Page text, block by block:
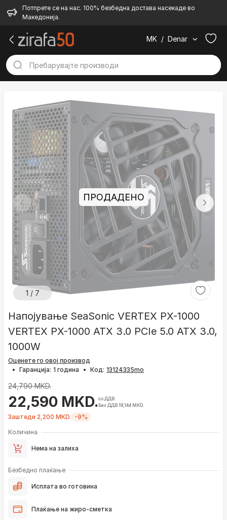
Потпрете се на нас. 100% безбедна достава насекаде во
Македонија.
MK / Denar
1 / 7
ПРОДАДЕНО
Напојување SeaSonic VERTEX PX-1000
VERTEX PX-1000 ATX 3.0 PCIe 5.0 ATX 3.0,
1000W
Оценете го овој производ
• Гаранција: 1 година • Код:
24,790 MKD.
22,590 MKD.со ДДВ
Без ДДВ 19,144 MKD.
Заштеди 2,200 MKD. -9%
Количина
Нема на залиха
Безбедно плаќање
Исплата во готовина
Плаќање на жиро-сметка